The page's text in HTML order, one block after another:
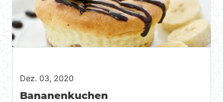
Dez. 03, 2020
Bananenkuchen